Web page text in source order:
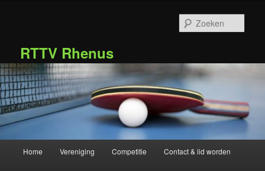
inhoudRTTV Rhenus
Home Vereniging Competitie Contact & lid worden